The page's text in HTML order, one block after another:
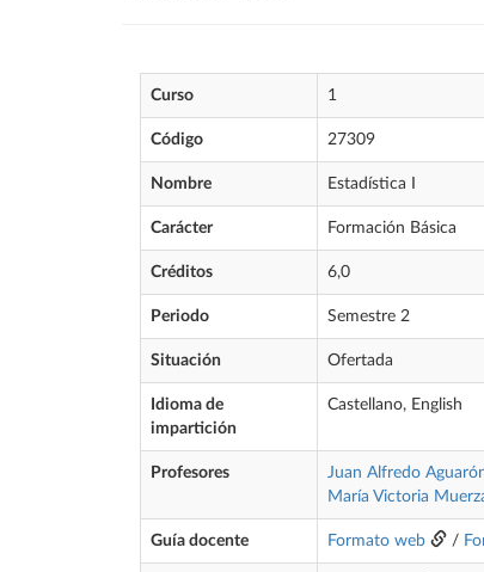
Curso 1
Código 27309
Nombre Estadística I
Carácter Formación Básica
Créditos 6,0
Periodo Semestre 2
Situación Ofertada
Idioma de
impartición
Castellano, English
Profesores Juan Alfredo
María Victoria
Guía docente Formato web /